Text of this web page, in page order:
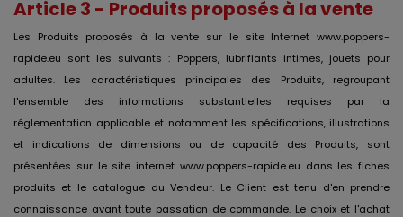
Article 3 - Produits proposés à la vente
Les Produits proposés à la vente sur le site Internet www.poppers-
rapide.eu sont les suivants : Poppers, lubrifiants intimes, jouets pour
adultes. Les caractéristiques principales des Produits, regroupant
l'ensemble des informations substantielles requises par la
réglementation applicable et notamment les spécifications, illustrations
et indications de dimensions ou de capacité des Produits, sont
présentées sur le site internet www.poppers-rapide.eu dans les fiches
produits et le catalogue du Vendeur. Le Client est tenu d'en prendre
connaissance avant toute passation de commande. Le choix et l'achat